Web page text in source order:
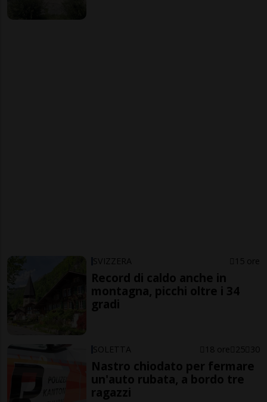
SVIZZERA 15 ore
Record di caldo anche in
montagna, picchi oltre i 34
gradi
SOLETTA 18 ore 25 30
Nastro chiodato per fermare
un'auto rubata, a bordo tre
ragazzi